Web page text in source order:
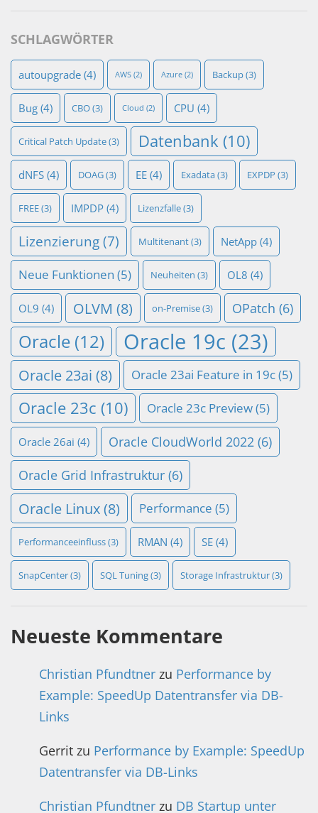
SCHLAGWÖRTER
autoupgrade (4) AWS (2) Azure (2) Backup(3)
Bug (4) CBO(3) Cloud (2) CPU (4)
Critical Patch Update(3) Datenbank (10)
dNFS (4) DOAG(3) EE (4) Exadata(3) EXPDP (3)
FREE(3) IMPDP (4) Lizenzfalle(3)
Lizenzierung(7) Multitenant(3) NetApp (4)
Neue Funktionen (5) Neuheiten (3) OL8 (4)
OL9 (4) OLVM (8) on-Premise(3) OPatch (6)
Oracle (12) Oracle 19c (23)
Oracle 23ai (8) Oracle 23ai Feature in 19c(5)
Oracle 23c (10) Oracle 23c Preview(5)
Oracle 26ai (4) Oracle CloudWorld 2022 (6)
Oracle Grid Infrastruktur (6)
Oracle Linux(8) Performance (5)
Performanceeinfluss(3) RMAN (4) SE (4)
SnapCenter(3) SQL Tuning(3) Storage Infrastruktur(3)
Neueste Kommentare
Christian Pfundtner zu Performance by
Example: SpeedUp Datentransfer via DB-
Links
Gerrit zu Performance by Example: SpeedUp
Datentransfer via DB-Links
Christian Pfundtner zu DB Startup unter